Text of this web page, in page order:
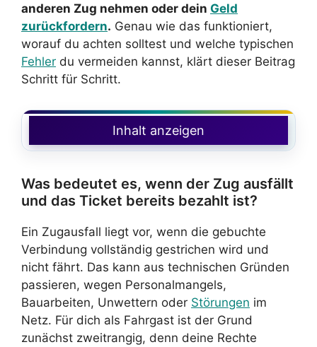
anderen Zug nehmen oder dein Geld
zurückfordern. Genau wie das funktioniert,
worauf du achten solltest und welche typischen
Fehler du vermeiden kannst, klärt dieser Beitrag
Schritt für Schritt.
Inhalt anzeigen
Was bedeutet es, wenn der Zug ausfällt
und das Ticket bereits bezahlt ist?
Ein Zugausfall liegt vor, wenn die gebuchte
Verbindung vollständig gestrichen wird und
nicht fährt. Das kann aus technischen Gründen
passieren, wegen Personalmangels,
Bauarbeiten, Unwettern oder Störungen im
Netz. Für dich als Fahrgast ist der Grund
zunächst zweitrangig, denn deine Rechte